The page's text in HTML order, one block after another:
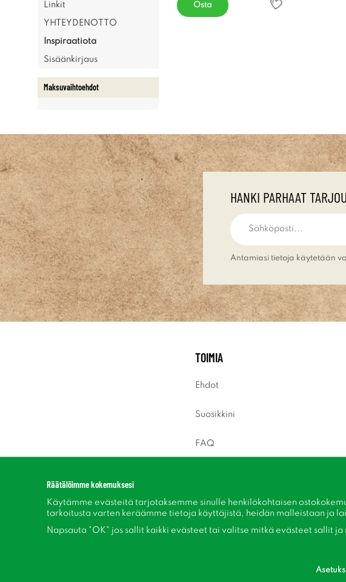
Linkit
YHTEYDENOTTO
Inspiraatiota
Sisäänkirjaus
Maksuvaihtoehdot
Osta
HANKI PARHAAT
Antamiasi tietoja käytetään
TOIMIA
Ehdot
Suosikkini
FAQ
Räätälöimme kokemuksesi
Käytämme evästeitä tarjotaksemme sinulle henkilökohtaisen
tarkoitusta varten keräämme tietoja käyttäjistä, heidän malleistaan ​​ja
Napsauta "OK" jos sallit kaikki evästeet tai valitse mitkä evästeet sallit